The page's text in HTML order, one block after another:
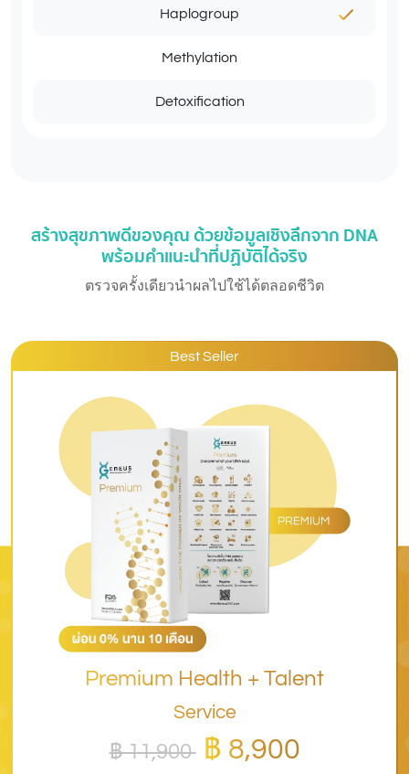
Haplogroup
Methylation
Detoxification
สร้างสุขภาพดีของคุณ ด้วยข้อมูลเชิงลึกจาก DNA
พร้อมคำแนะนำที่ปฏิบัติได้จริง
ตรวจครั้งเดียวนำผลไปใช้ได้ตลอดชีวิต
Best Seller
Premium Health + Talent
Service
฿ 11,900 ฿ 8,900